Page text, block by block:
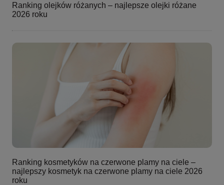
Ranking olejków różanych – najlepsze olejki różane
2026 roku
Ranking kosmetyków na czerwone plamy na ciele –
najlepszy kosmetyk na czerwone plamy na ciele 2026
roku